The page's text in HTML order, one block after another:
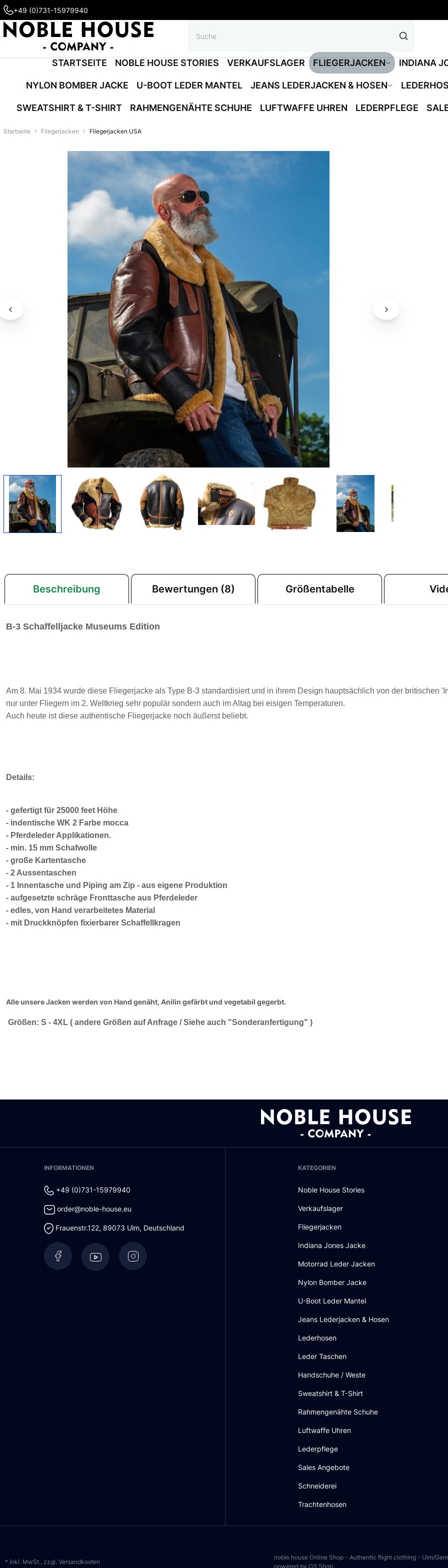
+49 (0)731-15979940
STARTSEITE NOBLE HOUSE STORIES VERKAUFSLAGER FLIEGERJACKEN INDIANA
NYLON BOMBER JACKE U-BOOT LEDER MANTEL JEANS LEDERJACKEN & HOSEN
SWEATSHIRT & T-SHIRT RAHMENGENÄHTE SCHUHE LUFTWAFFE UHREN LEDERPFLEGE
Startseite Fliegerjacken Fliegerjacken USA
Beschreibung Bewertungen (8) Größentabelle
B-3 Schaffelljacke Museums Edition
Am 8. Mai 1934 wurde diese Fliegerjacke als Type B-3 standardisiert und in ihrem Design hauptsächlich von der britischen
nur unter Fliegern im 2. Weltkrieg sehr populär sondern auch im Altag bei eisigen Temperaturen.
Auch heute ist diese authentische Fliegerjacke noch äußerst beliebt.
Details:
- gefertigt für 25000 feet Höhe
- indentische WK 2 Farbe mocca
- Pferdeleder Applikationen.
- min. 15 mm Schafwolle
- große Kartentasche
- 2 Aussentaschen
- 1 Innentasche und Piping am Zip - aus eigene Produktion
- aufgesetzte schräge Fronttasche aus Pferdeleder
- edles, von Hand verarbeitetes Material
- mit Druckknöpfen fixierbarer Schaffellkragen
Alle unsere Jacken werden von Hand genäht, Anilin gefärbt und vegetabil gegerbt.
Größen: S - 4XL ( andere Größen auf Anfrage / Siehe auch "Sonderanfertigung" )
INFORMATIONEN
+49 (0)731-15979940
order@noble-house.eu
Frauenstr.122, 89073 Ulm, Deutschland
KATEGORIEN
Noble House Stories
Verkaufslager
Fliegerjacken
Indiana Jones Jacke
Motorrad Leder Jacken
Nylon Bomber Jacke
U-Boot Leder Mantel
Jeans Lederjacken & Hosen
Lederhosen
Leder Taschen
Handschuhe / Weste
Sweatshirt & T-Shirt
Rahmengenähte Schuhe
Luftwaffe Uhren
Lederpflege
Sales Angebote
Schneiderei
Trachtenhosen
* inkl. MwSt., zzgl. Versandkosten
noble house Online Shop - Authentic flight clothing - Ulm/
powered by O3 Shop